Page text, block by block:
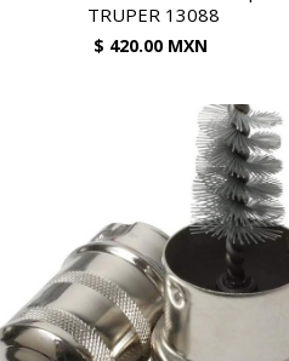
TRUPER 13088
$ 420.00 MXN